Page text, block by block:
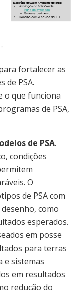
fortalecer as
de PSA.
o que funciona
de PSA,
de PSA.
condições
O
de PSA com
como
esperados.
em posse
para terras
e sistemas
em resultados
redução do